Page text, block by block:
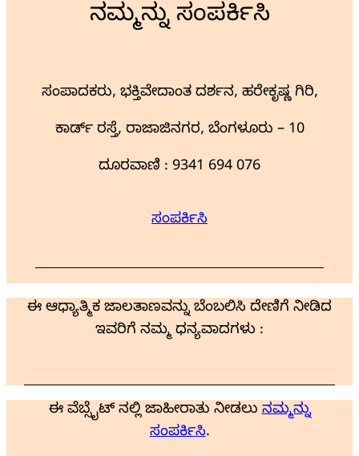
ನಮ್ಮನ್ನು ಸಂಪರ್ಕಿಸಿ
ಸಂಪಾದಕರು, ಭಕ್ತಿವೇದಾಂತ ದರ್ಶನ, ಹರೇಕೃಷ್ಣ ಗಿರಿ,
ಕಾರ್ಡ್ ರಸ್ತೆ, ರಾಜಾಜಿನಗರ, ಬೆಂಗಳೂರು – 10
ದೂರವಾಣಿ : 9341 694 076
ಸಂಪರ್ಕಿಸಿ
ಈ ಆಧ್ಯಾತ್ಮಿಕ ಜಾಲತಾಣವನ್ನು ಬೆಂಬಲಿಸಿ ದೇಣಿಗೆ ನೀಡಿದ
ಇವರಿಗೆ ನಮ್ಮ ಧನ್ಯವಾದಗಳು :
ಈ ವೆಬ್ಸೈಟ್ ನಲ್ಲಿ ಜಾಹೀರಾತು ನೀಡಲುನಮ್ಮನ್ನು
ಸಂಪರ್ಕಿಸಿ.